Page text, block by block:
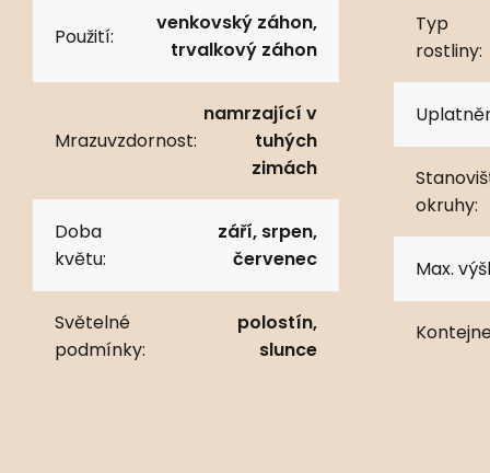
Použití:
venkovský záhon,
trvalkový záhon
Mrazuvzdornost:
namrzající v
tuhých
zimách
Doba
květu:
září, srpen,
červenec
Světelné
podmínky:
polostín,
slunce
Typ
rostliny:
okruhy:
Max.